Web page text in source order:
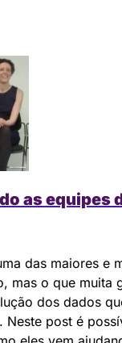
as equipes
das maiores e
mas o que muita
dos dados
Neste post é